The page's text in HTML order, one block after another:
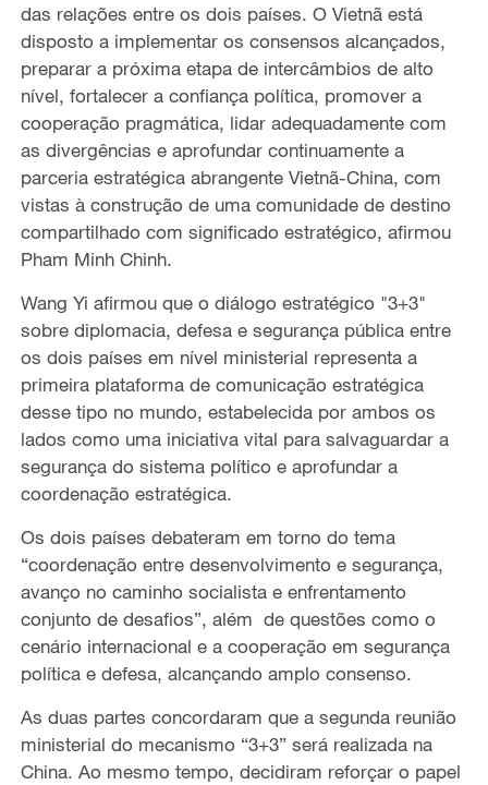
das relações entre os dois países. O Vietnã está
disposto a implementar os consensos alcançados,
preparar a próxima etapa de intercâmbios de alto
nível, fortalecer a confiança política, promover a
cooperação pragmática, lidar adequadamente com
as divergências e aprofundar continuamente a
parceria estratégica abrangente Vietnã-China, com
vistas à construção de uma comunidade de destino
compartilhado com significado estratégico, afirmou
Pham Minh Chinh.
Wang Yi afirmou que o diálogo estratégico "3+3"
sobre diplomacia, defesa e segurança pública entre
os dois países em nível ministerial representa a
primeira plataforma de comunicação estratégica
desse tipo no mundo, estabelecida por ambos os
lados como uma iniciativa vital para salvaguardar a
segurança do sistema político e aprofundar a
coordenação estratégica.
Os dois países debateram em torno do tema
“coordenação entre desenvolvimento e segurança,
avanço no caminho socialista e enfrentamento
conjunto de desafios”, além de questões como o
cenário internacional e a cooperação em segurança
política e defesa, alcançando amplo consenso.
As duas partes concordaram que a segunda reunião
ministerial do mecanismo “3+3” será realizada na
China. Ao mesmo tempo, decidiram reforçar o papel